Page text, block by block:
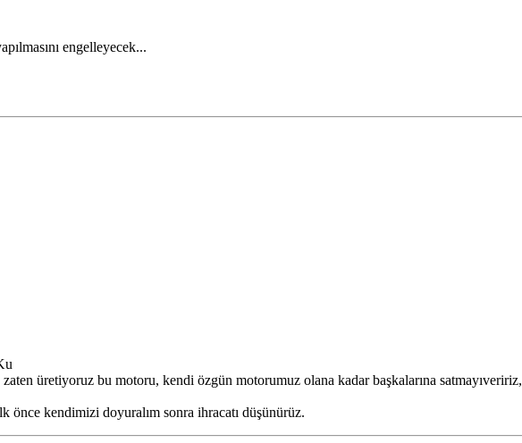
engelleyecek...
üretiyoruz bu motoru, kendi özgün motorumuz olana kadar başkalarına satmayıveririz,
önce kendimizi doyuralım sonra ihracatı düşünürüz.